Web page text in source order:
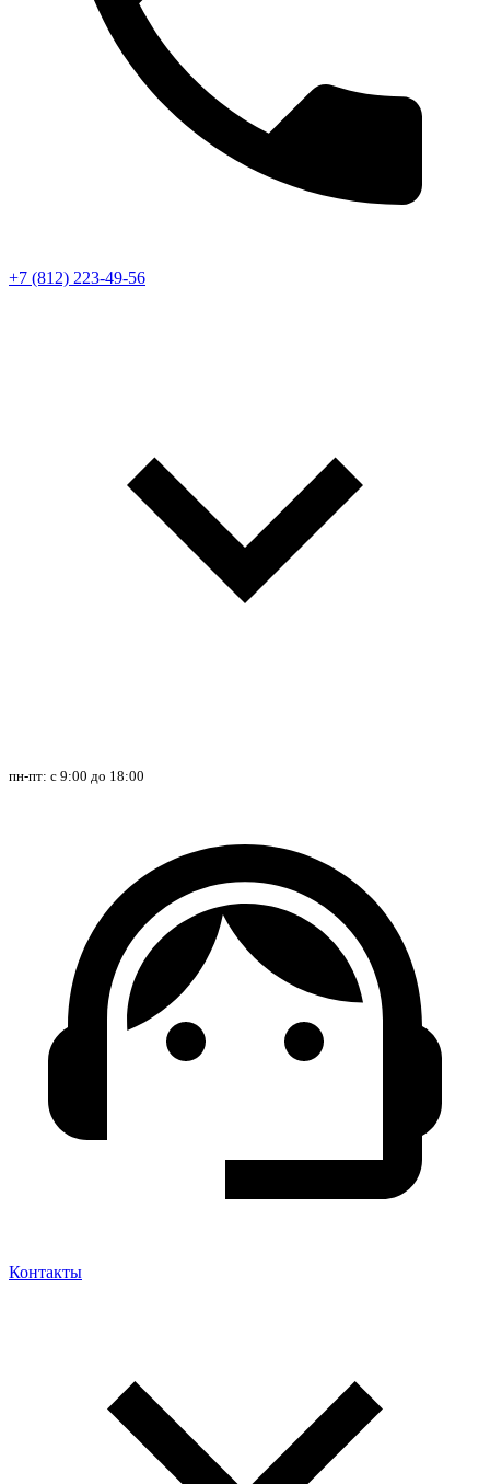
+7 (812) 223-49-56
пн-пт: с 9:00 до 18:00
Контакты